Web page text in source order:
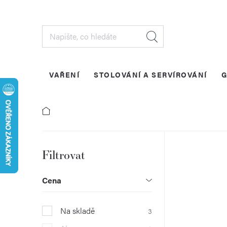
VAŘENÍ STOLOVÁNÍ A SERVÍROVÁNÍ
P
o
s
t
Cena
Na skladě 3